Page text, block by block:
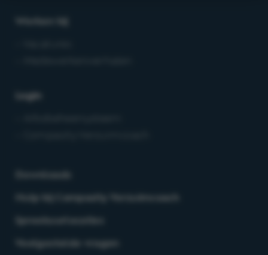
Login
Hulp bij Compasity Verzuimcoach
Spreekuurlocaties
Veelgestelde vragen